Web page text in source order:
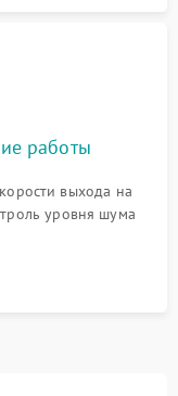
работы
выхода на
уровня шума
и корректного
оттайки.